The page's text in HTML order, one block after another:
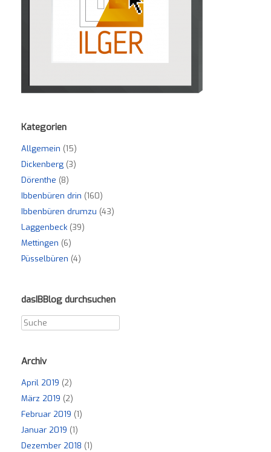
Kategorien
Allgemein (15)
Dickenberg (3)
Dörenthe (8)
Ibbenbüren drin (160)
Ibbenbüren drumzu (43)
Laggenbeck (39)
Mettingen (6)
Püsselbüren (4)
dasIBBlog durchsuchen
Archiv
April 2019 (2)
März 2019 (2)
Februar 2019 (1)
Januar 2019 (1)
Dezember 2018 (1)